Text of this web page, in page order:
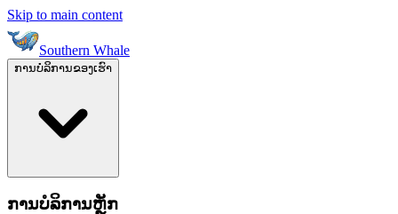
Skip to main content
Southern Whale
ການບໍລິການຂອງເຮົາ
ການບໍລິການຫຼັກ